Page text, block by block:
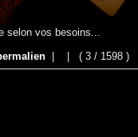
selon vos besoins...
( 3 / 1598 )